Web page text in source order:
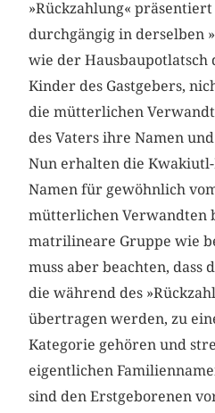
»Rückzahlung«
durchgängig in derselben
wie der Hausbaupotlatsch
Kinder des Gastgebers,
die mütterlichen
des Vaters ihre Namen
Nun erhalten die
Namen für gewöhnlich
mütterlichen Verwandten
matrilineare Gruppe wie
muss aber beachten, dass
die während des
übertragen werden, zu
Kategorie gehören und
eigentlichen
sind den Erstgeborenen